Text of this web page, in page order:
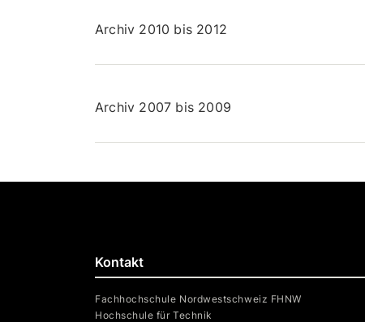
Archiv 2010 bis 2012
Archiv 2007 bis 2009
Kontakt
Fachhochschule Nordwestschweiz FHNW
Hochschule für Technik